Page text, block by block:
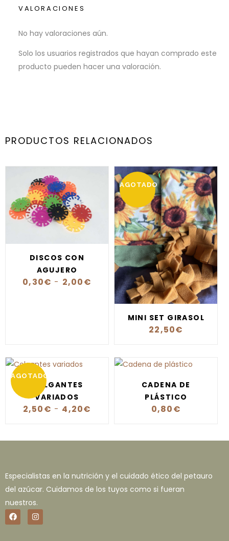
VALORACIONES
No hay valoraciones aún.
Solo los usuarios registrados que hayan comprado este
producto pueden hacer una valoración.
PRODUCTOS RELACIONADOS
DISCOS CON
AGUJERO
0,30€ - 2,00€
AGOTADO
MINI SET GIRASOL
22,50€
AGOTADO
COLGANTES
VARIADOS
2,50€ - 4,20€
CADENA DE
PLÁSTICO
0,80€
Especialistas en la nutrición y el cuidado ético del petauro
del azúcar. Cuidamos de los tuyos como si fueran
nuestros.